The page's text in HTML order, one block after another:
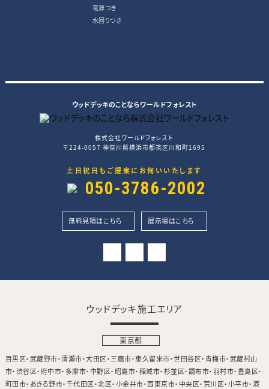
電源つき
水回りつき
ウッドデッキのことならワールドフォレスト
株式会社ワールドフォレスト
〒224-0057 神奈川県横浜市都筑区川和町1695
土日祝日もご提案にお伺いいたします
050-3786-2002
無料見積はこちら 展示場はこちら
ウッドデッキ施工エリア
東京都
目黒区 武蔵野市 清瀬市 大田区 三鷹市 東久留米市 世田谷区 青梅市 武蔵村山
市 渋谷区 府中市 多摩市 中野区 昭島市 稲城市 杉並区 調布市 羽村市 豊島区
町田市 あきる野市 千代田区 北区 小金井市 西東京市 中央区 荒川区 小平市 港